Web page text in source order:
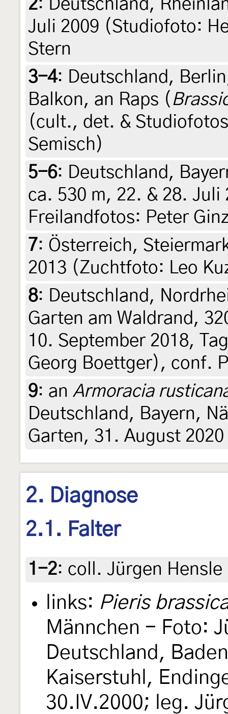
2: Deutschland,
Juli 2009 (Studiofoto:
Stern
3-4: Deutschland,
Balkon, an Raps (
(cult., det. &
Semisch)
5-6: Deutschland,
ca. 530 m, 22. & 28. Juli
Freilandfotos: Peter
7: Österreich,
2013 (Zuchtfoto: Leo
8: Deutschland,
Garten am Waldrand,
10. September 2018,
Georg Boettger), conf.
9: an Armoracia
Deutschland, Bayern,
Garten, 31. August
2. Diagnose
2.1. Falter
1-2: coll. Jürgen Hensle
links: Pieris
Männchen - Foto:
Deutschland,
Kaiserstuhl,
30.IV.2000; leg.